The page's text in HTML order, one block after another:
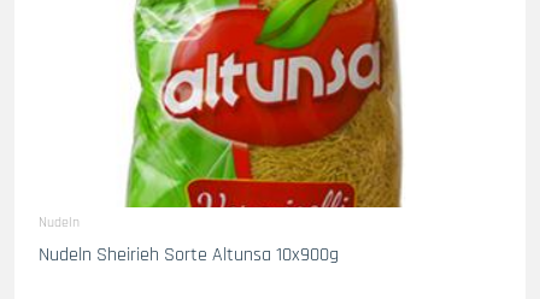
Nudeln
Nudeln Sheirieh Sorte Altunsa 10x900g